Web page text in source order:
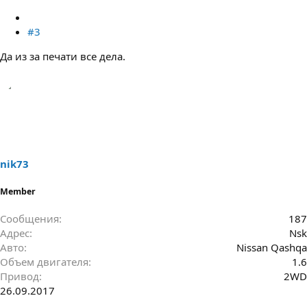
#3
Да из за печати все дела.
nik73
Member
Сообщения
187
Адрес
Nsk
Авто
Nissan Qashqa
Объем двигателя
1.6
Привод
2WD
26.09.2017